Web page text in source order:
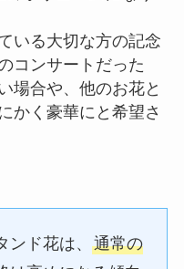
いる大切な方の記念
コンサートだった
場合や、他のお花と
かく豪華にと希望さ
ンド花は、通常の